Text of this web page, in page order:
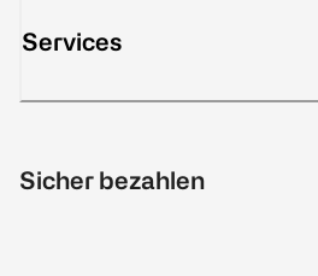
Services
Sicher bezahlen